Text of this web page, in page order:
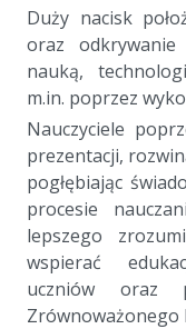
Duży nacisk
oraz
nauką,
m.in. poprzez
Nauczyciele
prezentacji,
pogłębiając
procesie
lepszego
wspierać
uczniów oraz
Zrównoważonego